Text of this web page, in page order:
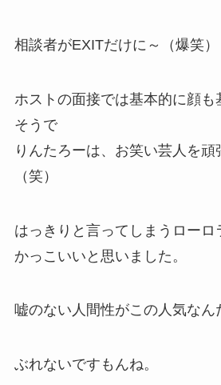
相談者がEXITだけに～（爆笑）
ホストの面接では基本的に顔も
そうで
りんたろーは、お笑い芸人を頑
（笑）
はっきりと言ってしまうローロ
かっこいいと思いました。
嘘のない人間性がこの人気なん
ぶれないですもんね。